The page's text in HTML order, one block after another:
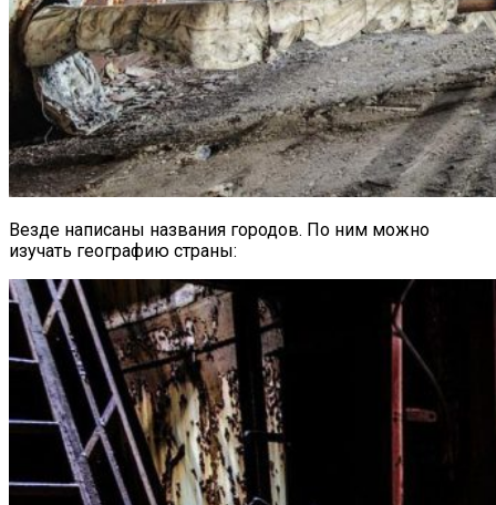
Везде написаны названия городов. По ним можно
изучать географию страны: